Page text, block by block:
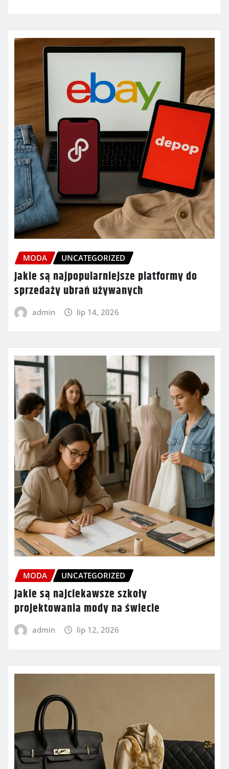
MODA UNCATEGORIZED
Jakie są najpopularniejsze platformy do
sprzedaży ubrań używanych
admin lip 14, 2026
MODA UNCATEGORIZED
Jakie są najciekawsze szkoły
projektowania mody na świecie
admin lip 12, 2026